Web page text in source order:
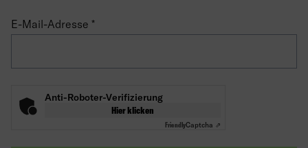
E-Mail-Adresse
Anti-Roboter-Verifizierung
Hier klicken
FriendlyCaptcha ⇗